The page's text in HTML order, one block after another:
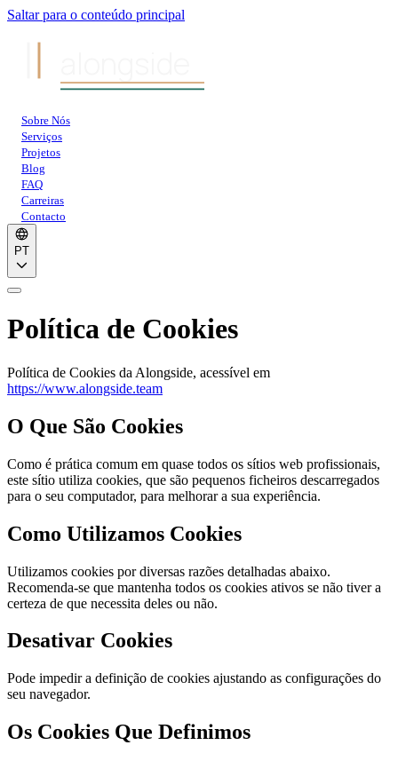
Saltar para o conteúdo principal
Sobre Nós
Serviços
Projetos
Blog
FAQ
Carreiras
Contacto
PT
Política de Cookies
Política de Cookies da Alongside, acessível em
https://www.alongside.team
O Que São Cookies
Como é prática comum em quase todos os sítios web profissionais,
este sítio utiliza cookies, que são pequenos ficheiros descarregados
para o seu computador, para melhorar a sua experiência.
Como Utilizamos Cookies
Utilizamos cookies por diversas razões detalhadas abaixo.
Recomenda-se que mantenha todos os cookies ativos se não tiver a
certeza de que necessita deles ou não.
Desativar Cookies
Pode impedir a definição de cookies ajustando as configurações do
seu navegador.
Os Cookies Que Definimos